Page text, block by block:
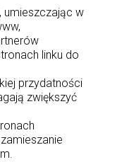
umieszczając w
linku do
przydatności
zwiększyć